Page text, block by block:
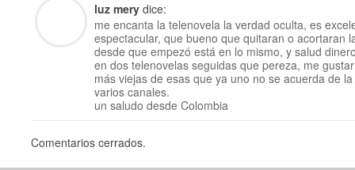
luz mery dice:
me encanta la telenovela la verdad oculta, es
espectacular, que bueno que quitaran o acortaran
desde que empezó está en lo mismo, y salud
en dos telenovelas seguidas que pereza, me
más viejas de esas que ya uno no se acuerda de
varios canales.
un saludo desde Colombia
Comentarios cerrados.